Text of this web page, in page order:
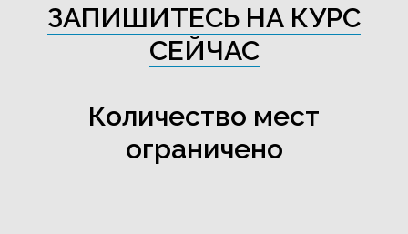
ЗАПИШИТЕСЬ НА КУРС
СЕЙЧАС
Количество мест
ограничено